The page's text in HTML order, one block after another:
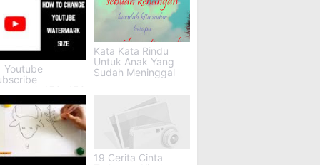
Youtube
150x150
Kata Kata Rindu
Untuk Anak Yang
Sudah Meninggal
19 Cerita Cinta